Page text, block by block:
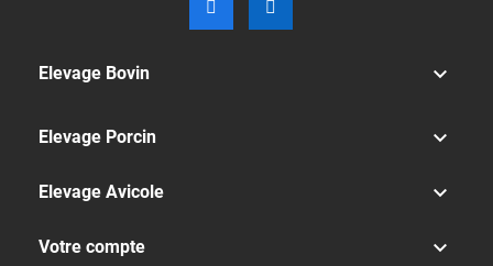
Elevage Bovin 
Elevage Porcin 
Elevage Avicole 
Votre compte 